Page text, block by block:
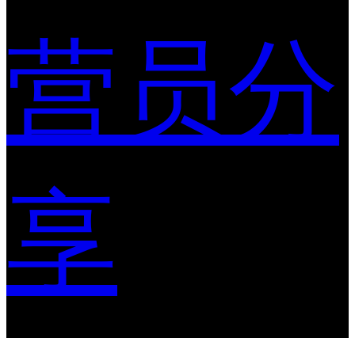
营员分
享